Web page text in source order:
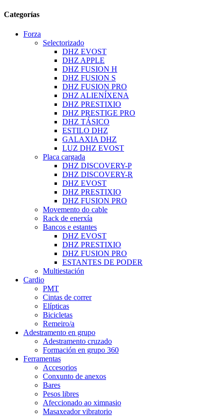
Categorías
Forza
Selectorizado
DHZ EVOST
DHZ APPLE
DHZ FUSION H
DHZ FUSION S
DHZ FUSION PRO
DHZ ALIENÍXENA
DHZ PRESTIXIO
DHZ PRESTIGE PRO
DHZ TÁSICO
ESTILO DHZ
GALAXIA DHZ
LUZ DHZ EVOST
Placa cargada
DHZ DISCOVERY-P
DHZ DISCOVERY-R
DHZ EVOST
DHZ PRESTIXIO
DHZ FUSION PRO
Movemento do cable
Rack de enerxía
Bancos e estantes
DHZ EVOST
DHZ PRESTIXIO
DHZ FUSION PRO
ESTANTES DE PODER
Multiestación
Cardio
PMT
Cintas de correr
Elípticas
Bicicletas
Remeiro/a
Adestramento en grupo
Adestramento cruzado
Formación en grupo 360
Ferramentas
Accesorios
Conxunto de anexos
Bares
Pesos libres
Afeccionado ao ximnasio
Masaxeador vibratorio